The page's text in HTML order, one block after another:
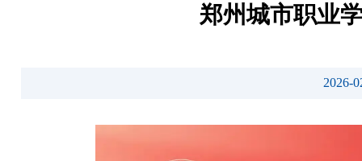
郑州城市职业
2026-